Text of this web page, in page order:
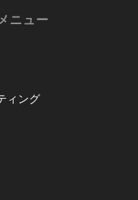
ニュー
ィング